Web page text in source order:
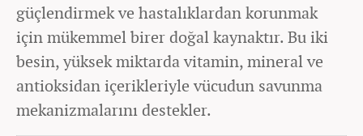
güçlendirmek ve hastalıklardan korunmak
için mükemmel birer doğal kaynaktır. Bu iki
besin, yüksek miktarda vitamin, mineral ve
antioksidan içerikleriyle vücudun savunma
mekanizmalarını destekler.